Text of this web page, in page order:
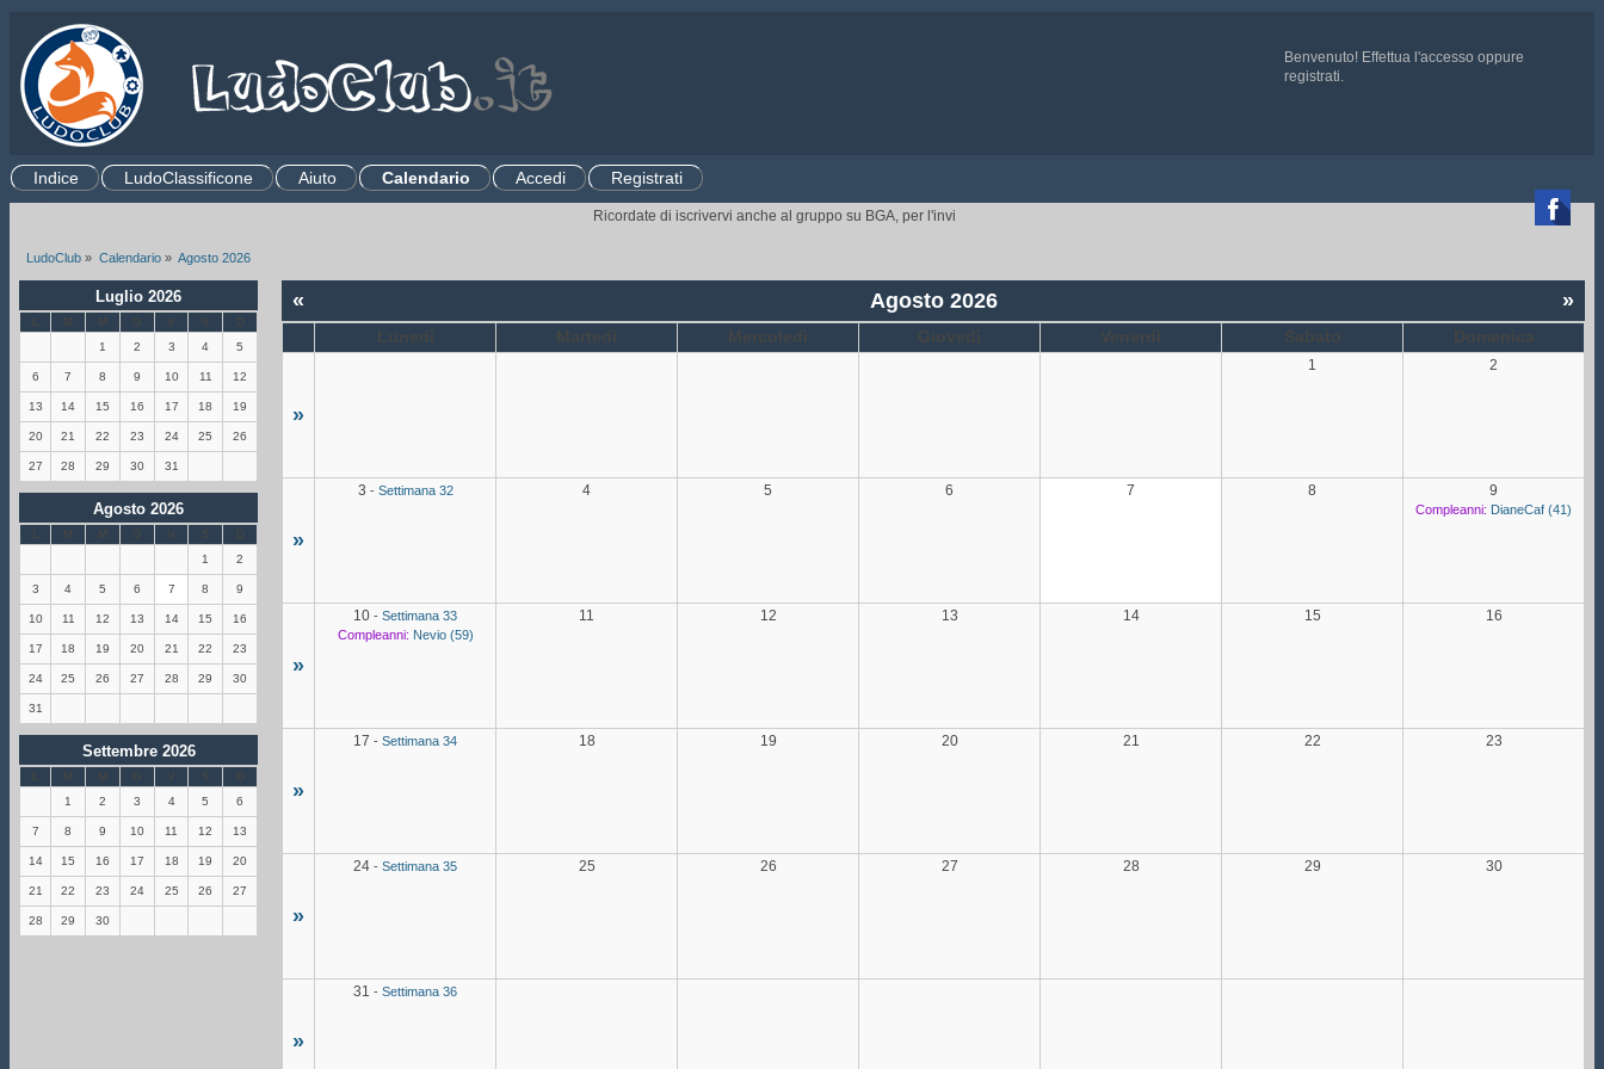
Indice LudoClassificone Aiuto Calendario Accedi Registrati
Benvenuto! Effettua l'accesso oppure
registrati.
.
Ricordate di iscrivervi anche al gruppo su BGA, per l'invito ai tornei.

LudoClub » Calendario» Agosto 2026
Luglio 2026
L G V S
1
2 3 4 5
6 7 8 9 10 11 12
13 14 15 16 17 18 19
20 21 22 23 24 25 26
27 28 29 30 31
Agosto 2026
L M M G S
D
1
2
3 4 5 6 7 8 9
10 11 12 13 14 15 16
17 18 19 20 21 22 23
24 25 26 27 28 29 30
31
Settembre 2026
L M M G S
D
1
2 3 4 5 6
7 8 9 10 11 12 13
14 15 16 17 18 19 20
21 22 23 24 25 26 27
28 29 30
« »
Agosto 2026
Lunedì Martedì Mercoledì Giovedì Venerdì Sabato Domenica
»
1 2
»
3 - Settimana 32 4 5 6 7 8 9
Compleanni: DianeCaf (41)
»
10 - Settimana 33
Compleanni: Nevio (59)
11 12 13 14 15 16
»
17 - Settimana 34 18 19 20 21 22 23
»
24 - Settimana 35 25 26 27 28 29 30
»
31 - Settimana 36